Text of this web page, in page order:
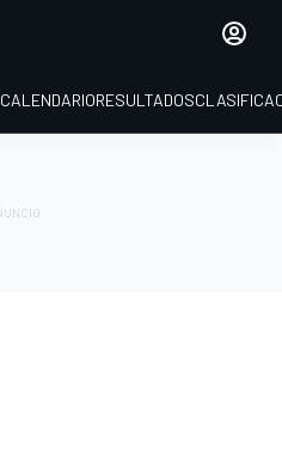
CALENDARIORESULTADOS